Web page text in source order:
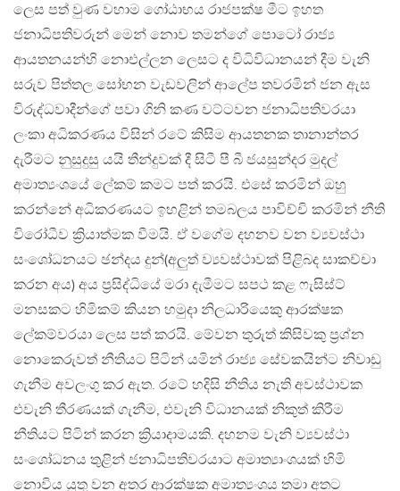
ලෙස පත් වුණ වහාම ගෝඨාභය රාජපක්ෂ මීට ඉහත
ජනාධිපතිවරුන් මෙන් නොව තමන්ගේ පොටෝ රාජ්‍ය
ආයතනයන්හි නොඑල්ලන ලෙසට ද විධිවිධානයන් දීම වැනි
සරුව පිත්තල සෝභන වැඩවලින් ආලේප තවරමින් ජන ඇස
විරුද්ධවාදීන්ගේ පවා ගිනි කණ වට්ටවන ජනාධිපතිවරයා
ලංකා අධිකරණය විසින් රටේ කිසිම ආයතනක තානාන්තර
දැරීමට නුසුදුසු යයි තීන්දුවක් දී සිටී පී බී ජයසුන්දර මුදල්
අමාත්‍යංශයේ ලේකම් කමට පත් කරයි. එසේ කරමින් ඔහු
කරන්නේ අධිකරණයට ඉහළින් තමබලය පාවිච්චි කරමින් නීති
විරෝධීව ක්‍රියාත්මක වීමයි. ඒ වගේම දහනව වන ව්‍යවස්ථා
සංශෝධනයට ඡන්දය දුන්(අලුත් ව්‍යවස්ථාවක් පිළිබද සාකච්චා
කරන අය) අය ප්‍රසිද්ධියේ මරා දැමීමට සපථ කළ ෆැසිස්ට්
මනසකට හිමිකම් කියන හමුදා නිලධාරියෙකු ආරක්ෂක
ලේකම්වරයා ලෙස පත් කරයි. මේවන තුරුත් කිසිවකු ප්‍රශ්න
නොකෙරුවත් නීතියට පිටින් යමින් රාජ්‍ය සේවකයින්ට නිවාඩු
ගැනීම අවලංගු කර ඇත. රටේ හදිසි නීතිය නැති අවස්ථාවක
එවැනි තීරණයක් ගැනීම, එවැනි විධානයක් නිකුත් කිරීම
නීතියට පිටින් කරන ක්‍රියාදාමයකි. දහනම වැනි ව්‍යවස්ථා
සංශෝධනය තුළින් ජනාධිපතිවරයාට අමාත්‍යාංශයක් හිමි
නොවිය යුතු වන අතර ආරක්ෂක අමාත්‍යංශය තමා අතට